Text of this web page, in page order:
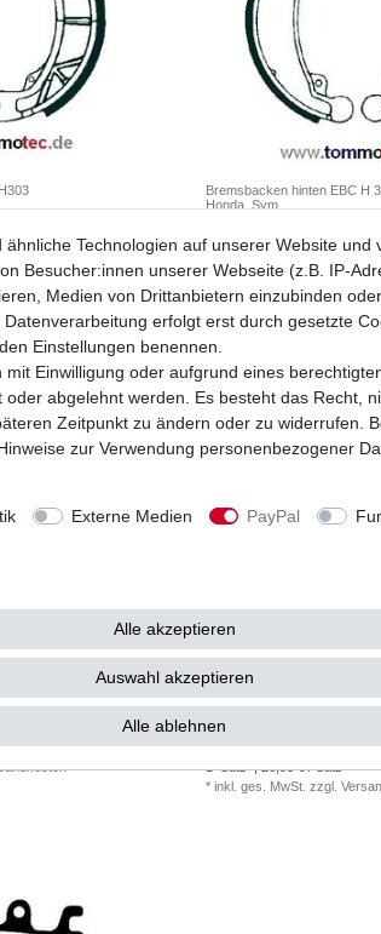
12,83 € *
Bremsbacken hinten EBC H
Honda, Sym
UVP 20,63 €
1 Satz | 15,61 € / Satz
inkl. ges. MwSt.
ab 13,63 € *
Bremsklötze
UVP 39,35 €
1 Satz | 26,93 € / Satz
*inkl. ges. MwSt. zzgl.
Technologien auf unserer Website und
Besucher:innen unserer Webseite (z.B. IP-
Medien von Drittanbietern einzubinden
erfolgt erst durch gesetzte
Einstellungen benennen.
Einwilligung oder aufgrund eines
abgelehnt werden. Es besteht das Recht,
Zeitpunkt zu ändern oder zu widerrufen.
zur Verwendung personenbezogener
Externe Medien PayPal
Alle akzeptieren
Auswahl akzeptieren
Alle ablehnen